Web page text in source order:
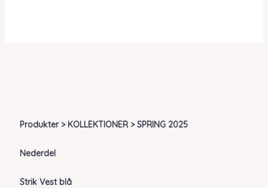
Produkter > KOLLEKTIONER > SPRING 2025
Nederdel
Strik Vest blå